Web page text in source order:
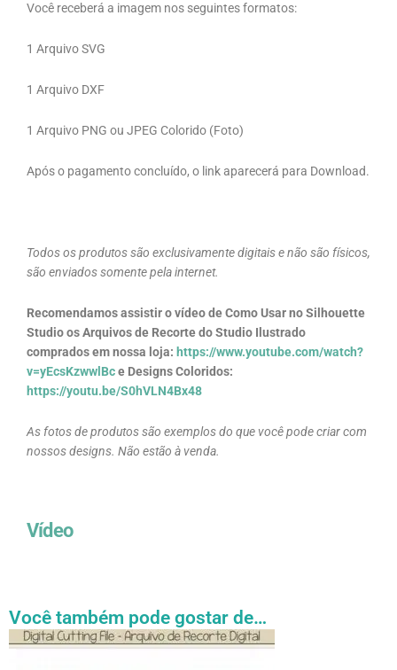
Você receberá a imagem nos seguintes formatos:
1 Arquivo SVG
1 Arquivo DXF
1 Arquivo PNG ou JPEG Colorido (Foto)
Após o pagamento concluído, o link aparecerá para Download.
Todos os produtos são exclusivamente digitais e não são físicos,
são enviados somente pela internet.
Recomendamos assistir o vídeo de Como Usar no Silhouette
Studio os Arquivos de Recorte do Studio Ilustrado
comprados em nossa loja: https://www.youtube.com/watch?
v=yEcsKzwwlBce Designs Coloridos:
https://youtu.be/S0hVLN4Bx48
As fotos de produtos são exemplos do que você pode criar com
nossos designs. Não estão à venda.
Vídeo
Você também pode gostar de…
Faixa
de
Este